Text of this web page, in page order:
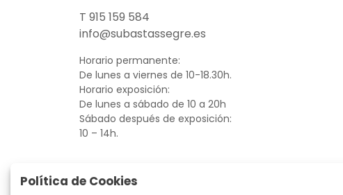
T 915 159 584
info@subastassegre.es
Horario permanente:
De lunes a viernes de 10-18.30h.
Horario exposición:
De lunes a sábado de 10 a 20h
Sábado después de exposición:
10 – 14h.
Política de Cookies